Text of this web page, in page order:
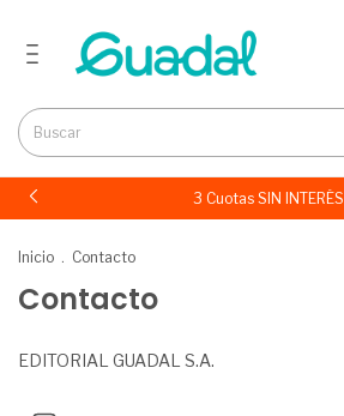
3 Cuotas SIN INTERÉS
Inicio . Contacto
Contacto
EDITORIAL GUADAL S.A.